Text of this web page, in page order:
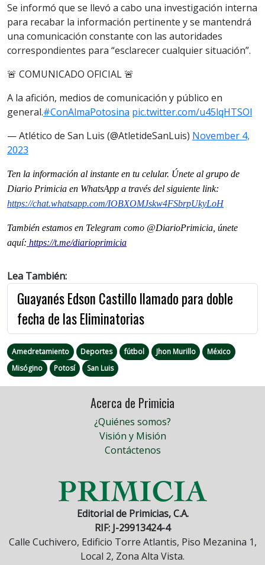
Se informó que se llevó a cabo una investigación interna
para recabar la información pertinente y se mantendrá
una comunicación constante con las autoridades
correspondientes para “esclarecer cualquier situación”.
🚨 COMUNICADO OFICIAL 🚨
A la afición, medios de comunicación y público en
general.#ConAlmaPotosina pic.twitter.com/u45lqHTSOl
— Atlético de San Luis (@AtletideSanLuis) November 4,
2023
Ten la información al instante en tu celular. Únete al grupo de
Diario Primicia en WhatsApp a través del siguiente link:
https://chat.whatsapp.com/IOBXOMJskw4FSbrpUkyLoH
También estamos en Telegram como @DiarioPrimicia, únete
aquí: https://t.me/diarioprimicia
Lea También:
Guayanés Edson Castillo llamado para doble
fecha de las Eliminatorias
Amedretamiento Deportes fútbol Jhon Murillo
México
Misógino
Potosí San Luis
Acerca de Primicia
¿Quiénes somos?
Visión y Misión
Contáctenos
Editorial de Primicias, C.A.
RIF: J-29913424-4
Calle Cuchivero, Edificio Torre Atlantis, Piso Mezanina 1,
Local 2, Zona Alta Vista.